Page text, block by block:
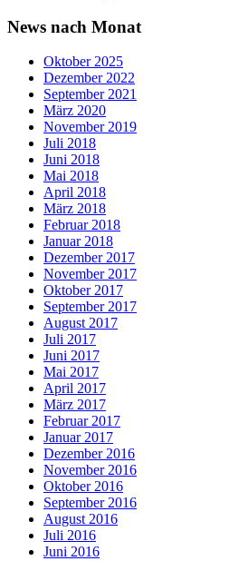
News nach Monat
Oktober 2025
Dezember 2022
September 2021
März 2020
November 2019
Juli 2018
Juni 2018
Mai 2018
April 2018
März 2018
Februar 2018
Januar 2018
Dezember 2017
November 2017
Oktober 2017
September 2017
August 2017
Juli 2017
Juni 2017
Mai 2017
April 2017
März 2017
Februar 2017
Januar 2017
Dezember 2016
November 2016
Oktober 2016
September 2016
August 2016
Juli 2016
Juni 2016